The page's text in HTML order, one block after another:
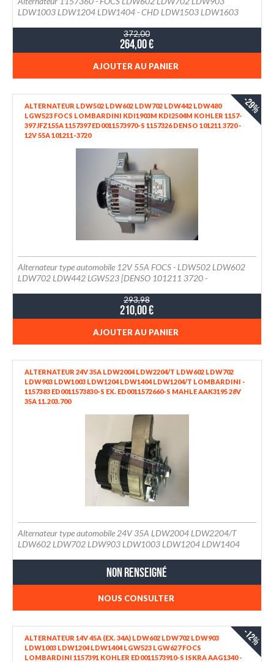
LDW1003 LDW1204 LDW1404 - CHD LDW1503 LDW1603
372,00
264,00 €
AJOUTER AU PANIER
ALTERNATEUR LDW502 LDW602 LDW702 LDW442 LDW480
LGW523 FOCS LOMBARDINI KDI1903M KDI2504M KOHLER 1157-
397 JFZ155A 1157397 ED0011573970-S 1157326 DENSO 101211 3720 -
12V 55A 101211-3720
-29%
Alternateur type automobile 12V 55A FOCS - LDW502 LDW602
LDW702 LDW442 LGW523 [DENSO 101211 3720 -
293,98
210,00 €
AJOUTER AU PANIER
ALTERNATEUR 24V 35A LDW2004 LDW2204/T LDW602 LDW702
LDW903 LDW1003 LDW1204 LDW1404 LDW1204/T LOMBARDINI -
1157383 ED0011573830-S EX. ED0011572660-S MAHLE AAK3195 28V
35A 11.203.700
Alternateur type automobile 24V 35A LDW2004 LDW2204/T
LDW602 LDW702 LDW903 LDW1003 LDW1204 LDW1404
Non renseigné
NOUS CONSULTER
ALTERNATEUR 14V 45A (EX. 34A) LDW602 LDW702 LDW903
LDW1003 LDW1204 LDW1404 LGW523 LGW627 FOCS
LOMBARDINI 1157391 KOHLER ED0011573910-S ISKRA AAG1340 -
-12%